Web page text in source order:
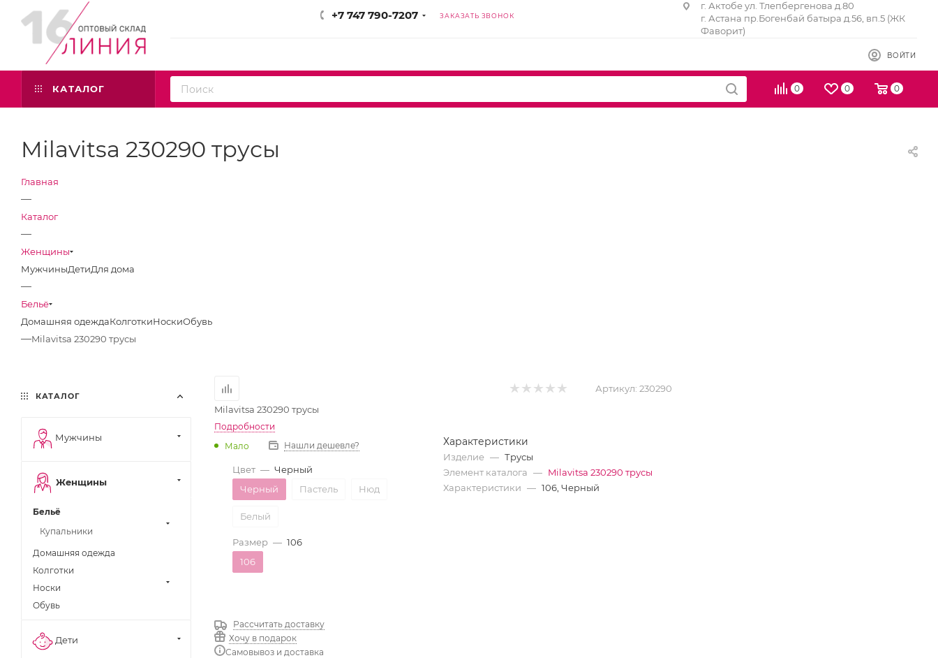
+7 747 790-7207 ЗАКАЗАТЬ ЗВОНОК
г. Актобе ул. Тлепбергенова д.80
г. Астана пр.Богенбай батыра д.56, вп.5 (ЖК
Фаворит)
ВОЙТИ
0 0 0
КАТАЛОГ
Milavitsa 230290 трусы
Главная
—
Каталог
—
Женщины
МужчиныДетиДля дома
—
Бельё
Домашняя одеждаКолготкиНоскиОбувь
—Milavitsa 230290 трусы
Артикул: 230290
Milavitsa 230290 трусы
Подробности
Мало
Нашли дешевле?
Цвет — Черный
Черный
Пастель Нюд
Белый
Размер — 106
106
Рассчитать доставку
Хочу в подарок
Самовывоз и доставка
Характеристики
Изделие — Трусы
Элемент каталога — Milavitsa 230290 трусы
Характеристики — 106, Черный
КАТАЛОГ
Мужчины
Женщины
Бельё
Купальники
Домашняя одежда
Колготки
Носки
Обувь
Дети